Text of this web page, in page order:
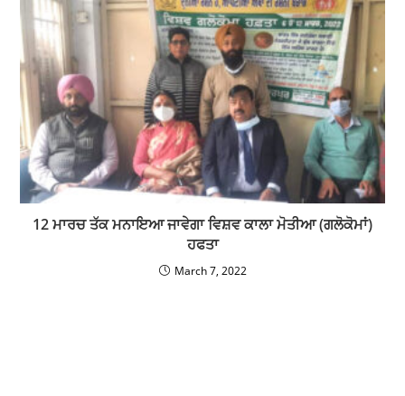
12 ਮਾਰਚ ਤੱਕ ਮਨਾਇਆ ਜਾਵੇਗਾ ਵਿਸ਼ਵ ਕਾਲਾ ਮੋਤੀਆ (ਗਲੋਕੋਮਾਂ)
ਹਫਤਾ
March 7, 2022